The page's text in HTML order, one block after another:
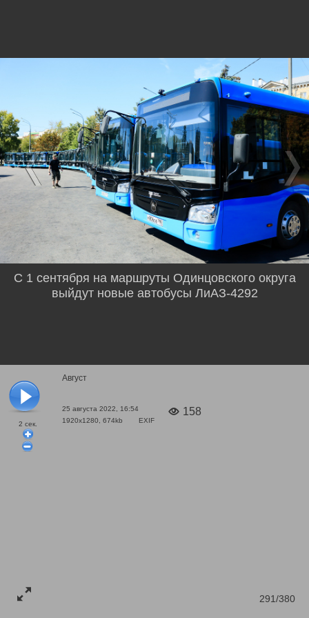
2 сек.
Август
25 августа 2022, 16:54
1920x1280, 674kb
EXIF
158
291/380
С 1 сентября на маршруты Одинцовского округа
выйдут новые автобусы ЛиАЗ-4292